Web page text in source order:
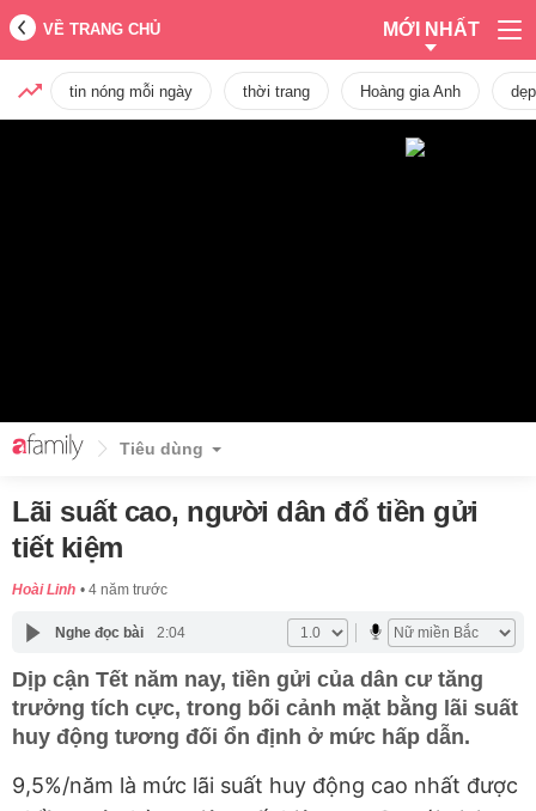
VỀ TRANG CHỦ MỚI NHẤT
tin nóng mỗi ngày thời trang Hoàng gia Anh dẹp
Tiêu dùng
Lãi suất cao, người dân đổ tiền gửi
tiết kiệm
Hoài Linh 4 năm trước
Nghe đọc bài 2:04
Dịp cận Tết năm nay, tiền gửi của dân cư tăng
trưởng tích cực, trong bối cảnh mặt bằng lãi suất
huy động tương đối ổn định ở mức hấp dẫn.
9,5%/năm là mức lãi suất huy động cao nhất được